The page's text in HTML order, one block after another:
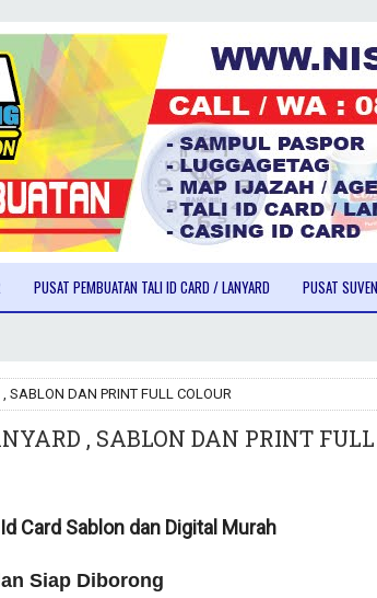
PUSAT PEMBUATAN TALI ID CARD / LANYARD PUSAT
SABLON DAN PRINT FULL COLOUR
, SABLON DAN PRINT FULL
Card Sablon dan Digital Murah
Siap Diborong